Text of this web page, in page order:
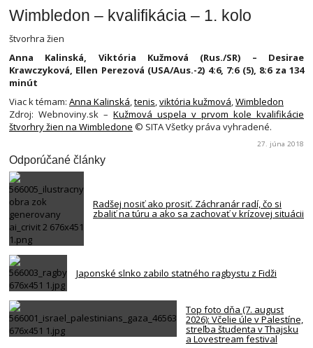
Wimbledon – kvalifikácia – 1. kolo
štvorhra žien
Anna Kalinská, Viktória Kužmová (Rus./SR) – Desirae
Krawczyková, Ellen Perezová (USA/Aus.-2) 4:6, 7:6 (5), 8:6 za 134
minút
Viac k témam: Anna Kalinská,tenis,viktória kužmová,Wimbledon
Zdroj: Webnoviny.sk – Kužmová uspela v prvom kole kvalifikácie
štvorhry žien na Wimbledone © SITA Všetky práva vyhradené.
27. júna 2018
Odporúčané články
Radšej nosiť ako prosiť. Záchranár radí, čo si
zbaliť na túru a ako sa zachovať v krízovej situácii
Japonské slnko zabilo statného ragbystu z Fidži
Top foto dňa (7. august
2026): Včelie úle v Palestíne,
streľba študenta v Thajsku
a Lovestream festival